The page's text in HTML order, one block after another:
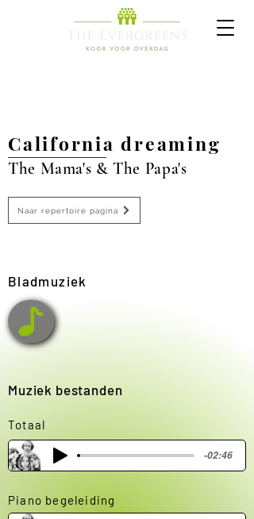
California dreaming
The Mama's & The Papa's
Naar repertoire pagina
Bladmuziek
Muziek bestanden
Totaal
-02:46
Piano begeleiding